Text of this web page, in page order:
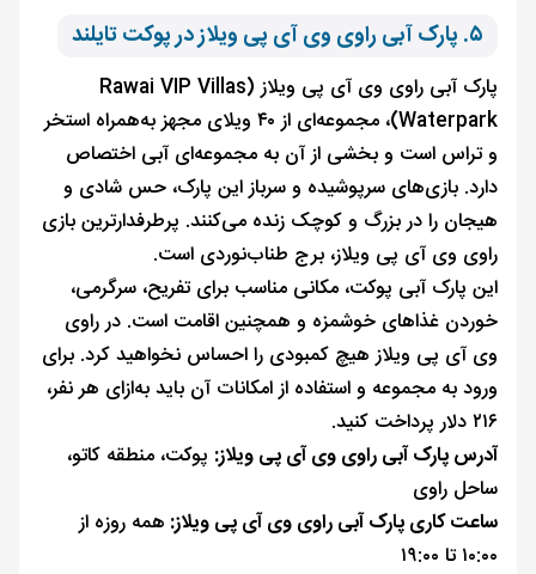
۵. پارک آبی راوی وی آی پی ویلاز در پوکت تایلند
پارک آبی راوی وی آی پی ویلاز (Rawai VIP Villas
Waterpark)، مجموعه‌ای از ۴۰ ویلای مجهز به‌همراه استخر
و تراس است و بخشی از آن به مجموعه‌ای آبی اختصاص
دارد. بازی‌های سرپوشیده و سرباز این پارک، حس شادی و
هیجان را در بزرگ و کوچک زنده می‌کنند. پرطرفدارترین بازی
راوی وی آی پی ویلاز، برج طناب‌نوردی است.
این پارک آبی پوکت، مکانی مناسب برای تفریح، سرگرمی،
خوردن غذاهای خوشمزه و همچنین اقامت است. در راوی
وی آی پی ویلاز هیچ کمبودی را احساس نخواهید کرد. برای
ورود به مجموعه و استفاده از امکانات آن باید به‌ازای هر نفر،
۲۱۶ دلار پرداخت کنید.
آدرس پارک آبی راوی وی آی پی ویلاز: پوکت، منطقه کاتو،
ساحل راوی
ساعت کاری پارک آبی راوی وی آی پی ویلاز: همه روزه از
۱۰:۰۰ تا ۱۹:۰۰